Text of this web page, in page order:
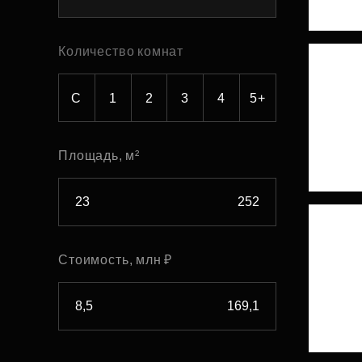
Рефинансирование
Количество комнат
С 1 2 3 4 5+
Площадь, м²
Стоимость, млн ₽